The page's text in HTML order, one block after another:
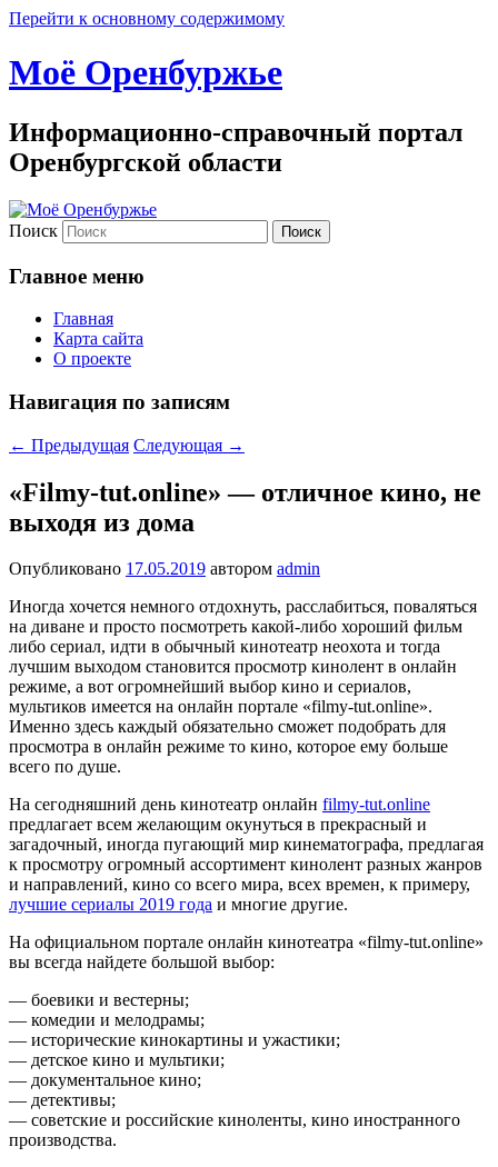
Перейти к основному содержимому
Моё Оренбуржье
Информационно-справочный портал
Оренбургской области
Поиск
Главное меню
Главная
Карта сайта
О проекте
Навигация по записям
← Предыдущая Следующая →
«Filmy-tut.online» — отличное кино, не
выходя из дома
Опубликовано 17.05.2019 автором admin
Иногда хочется немного отдохнуть, расслабиться, поваляться
на диване и просто посмотреть какой-либо хороший фильм
либо сериал, идти в обычный кинотеатр неохота и тогда
лучшим выходом становится просмотр кинолент в онлайн
режиме, а вот огромнейший выбор кино и сериалов,
мультиков имеется на онлайн портале «filmy-tut.online».
Именно здесь каждый обязательно сможет подобрать для
просмотра в онлайн режиме то кино, которое ему больше
всего по душе.
На сегодняшний день кинотеатр онлайн filmy-tut.online
предлагает всем желающим окунуться в прекрасный и
загадочный, иногда пугающий мир кинематографа, предлагая
к просмотру огромный ассортимент кинолент разных жанров
и направлений, кино со всего мира, всех времен, к примеру,
лучшие сериалы 2019 года и многие другие.
На официальном портале онлайн кинотеатра «filmy-tut.online»
вы всегда найдете большой выбор:
— боевики и вестерны;
— комедии и мелодрамы;
— исторические кинокартины и ужастики;
— детское кино и мультики;
— документальное кино;
— детективы;
— советские и российские киноленты, кино иностранного
производства.